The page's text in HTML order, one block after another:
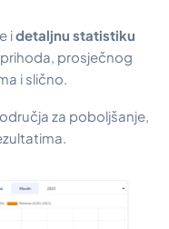
idetaljnu statistiku
prosječnog
i slično.
za poboljšanje,